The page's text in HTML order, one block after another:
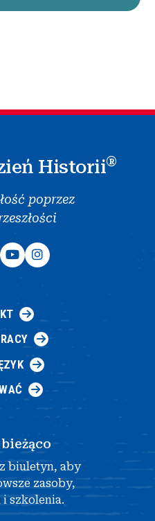
Historii®
poprzez
biuletyn, aby
zasoby,
szkolenia.